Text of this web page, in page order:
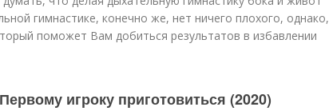
гимнастике, конечно же, нет ничего плохого, однако,
поможет Вам добиться результатов в избавлении
игроку приготовиться (2020)